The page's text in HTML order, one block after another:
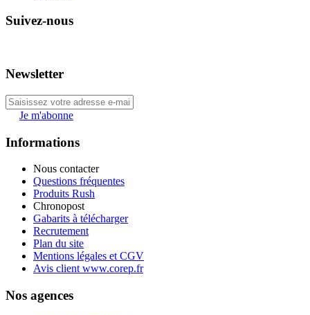
Suivez-nous
Newsletter
Je m'abonne
Informations
Nous contacter
Questions fréquentes
Produits Rush
Chronopost
Gabarits à télécharger
Recrutement
Plan du site
Mentions légales et CGV
Avis client www.corep.fr
Nos agences